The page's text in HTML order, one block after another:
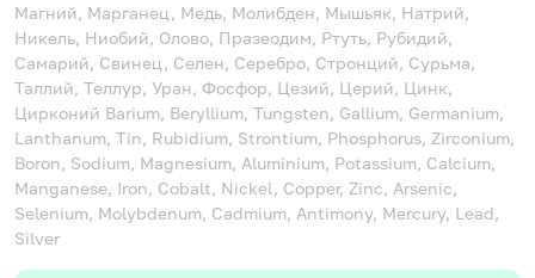
Магний, Марганец, Медь, Молибден, Мышьяк, Натрий,
Никель, Ниобий, Олово, Празеодим, Ртуть, Рубидий,
Самарий, Свинец, Селен, Серебро, Стронций, Сурьма,
Таллий, Теллур, Уран, Фосфор, Цезий, Церий, Цинк,
Цирконий Barium, Beryllium, Tungsten, Gallium, Germanium,
Lanthanum, Tin, Rubidium, Strontium, Phosphorus, Zirconium,
Boron, Sodium, Magnesium, Aluminium, Potassium, Calcium,
Manganese, Iron, Cobalt, Nickel, Copper, Zinc, Arsenic,
Selenium, Molybdenum, Cadmium, Antimony, Mercury, Lead,
Silver